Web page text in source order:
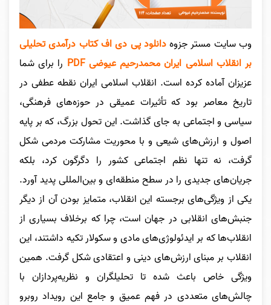
وب سایت مستر جزوه دانلود پی دی اف کتاب درآمدی تحلیلی
بر انقلاب اسلامی ایران محمدرحیم عیوضی PDF
را برای شما
عزیزان آماده کرده است. انقلاب اسلامی ایران نقطه عطفی در
تاریخ معاصر بود که تأثیرات عمیقی در حوزه‌های فرهنگی،
سیاسی و اجتماعی به جای گذاشت. این تحول بزرگ، که بر پایه
اصول و ارزش‌های شیعی و با محوریت مشارکت مردمی شکل
گرفت، نه تنها نظم اجتماعی کشور را دگرگون کرد، بلکه
جریان‌های جدیدی را در سطح منطقه‌ای و بین‌المللی پدید آورد.
یکی از ویژگی‌های برجسته این انقلاب، متمایز بودن آن از دیگر
جنبش‌های انقلابی در جهان است، چرا که برخلاف بسیاری از
انقلاب‌ها که بر ایدئولوژی‌های مادی و سکولار تکیه داشتند، این
انقلاب بر مبنای ارزش‌های دینی و اعتقادی شکل گرفت. همین
ویژگی خاص باعث شده تا تحلیلگران و نظریه‌پردازان با
چالش‌های متعددی در فهم عمیق و جامع این رویداد روبرو